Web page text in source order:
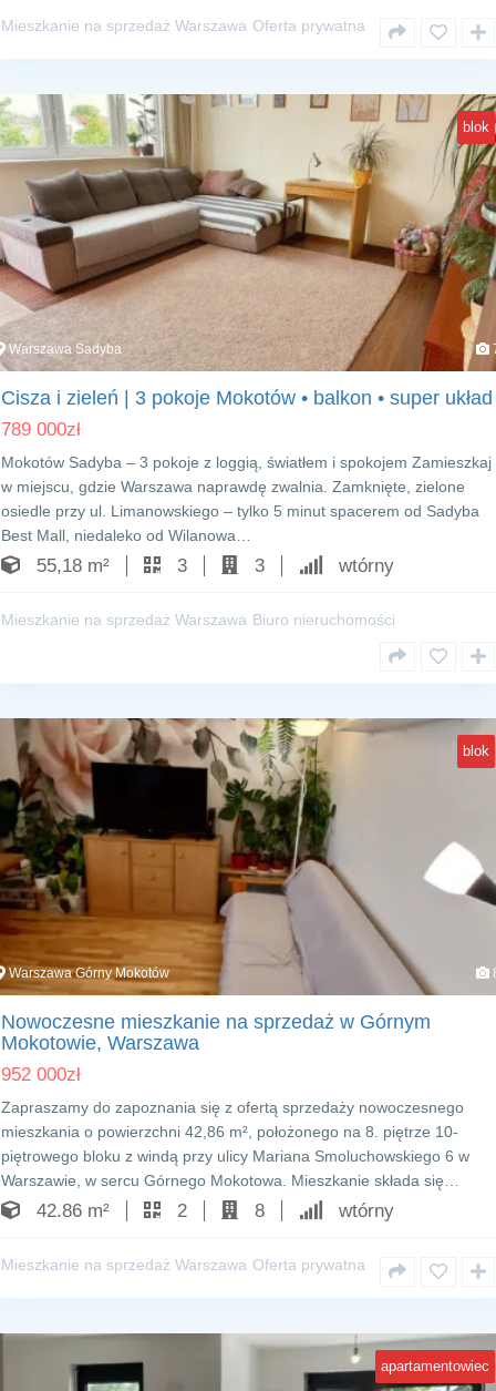
Mieszkanie na sprzedaż Warszawa Oferta prywatna
blok
Warszawa Sadyba
Cisza i zieleń | 3 pokoje Mokotów • balkon • super układ
789 000zł
Mokotów Sadyba – 3 pokoje z loggią, światłem i spokojem Zamieszkaj
w miejscu, gdzie Warszawa naprawdę zwalnia. Zamknięte, zielone
osiedle przy ul. Limanowskiego – tylko 5 minut spacerem od Sadyba
Best Mall, niedaleko od Wilanowa…
55,18 m² 3 3 wtórny
Mieszkanie na sprzedaż Warszawa Biuro nieruchomości
blok
Warszawa Górny Mokotów
Nowoczesne mieszkanie na sprzedaż w Górnym
Mokotowie, Warszawa
952 000zł
Zapraszamy do zapoznania się z ofertą sprzedaży nowoczesnego
mieszkania o powierzchni 42,86 m², położonego na 8. piętrze 10-
piętrowego bloku z windą przy ulicy Mariana Smoluchowskiego 6 w
Warszawie, w sercu Górnego Mokotowa. Mieszkanie składa się…
42.86 m² 2 8 wtórny
Mieszkanie na sprzedaż Warszawa Oferta prywatna
apartamentowiec